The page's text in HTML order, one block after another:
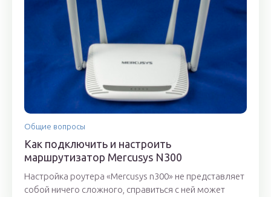
Общие вопросы
Как подключить и настроить
маршрутизатор Mercusys N300
Настройка роутера «Mercusys n300» не представляет
собой ничего сложного, справиться с ней может